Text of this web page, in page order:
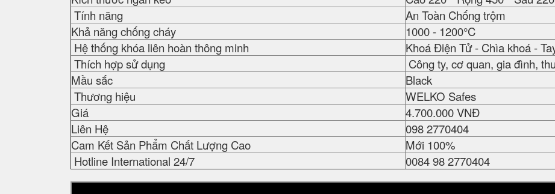
Tính năng
An Toàn Chống trộm
Khả năng chống cháy
1000 - 1200°C
Hệ thống khóa liên hoàn thông minh
Khoá Điện Tử - Chìa khoá -
Thích hợp sử dụng
Công ty, cơ quan, gia đình,
Mầu sắc
Black
Thương hiệu
WELKO Safes
Giá
4.700.000 VNĐ
Liên Hệ
098 2770404
Cam Kết Sản Phẩm Chất Lượng Cao
Mới 100%
Hotline International 24/7
0084 98 2770404